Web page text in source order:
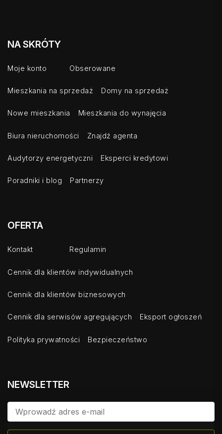
NA SKRÓTY
Moje konto Obserowane
Mieszkania na sprzedaż Domy na sprzedaż
Nowe mieszkania Mieszkania do wynajęcia
Biura nieruchomości Znajdź agenta
Audytorzy energetyczni Eksperci kredytowi
Poradniki i blog Partnerzy
OFERTA
Kontakt Regulamin
Cennik dla klientów indywidualnych
Cennik dla klientów biznesowych
Cennik dla serwisów agregujących Eksport ogłoszeń
Polityka prywatności Bezpieczeństwo
NEWSLETTER